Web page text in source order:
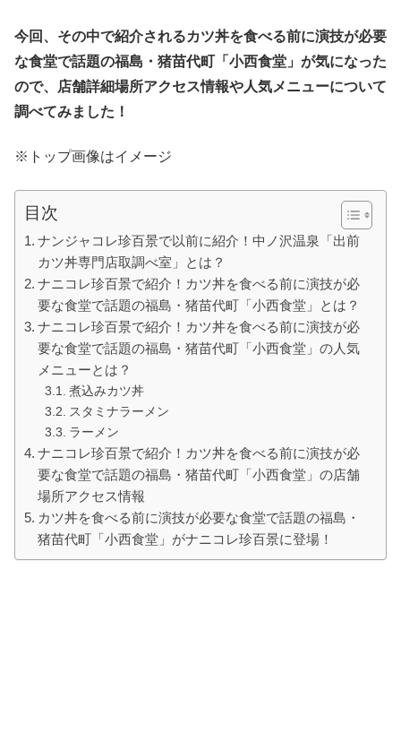
今回、その中で紹介されるカツ丼を食べる前に演技が必要
な食堂で話題の福島・猪苗代町「小西食堂」が気になった
ので、店舗詳細場所アクセス情報や人気メニューについて
調べてみました！
※トップ画像はイメージ
目次
ナンジャコレ珍百景で以前に紹介！中ノ沢温泉「出前
カツ丼専門店取調べ室」とは？
ナニコレ珍百景で紹介！カツ丼を食べる前に演技が必
要な食堂で話題の福島・猪苗代町「小西食堂」とは？
ナニコレ珍百景で紹介！カツ丼を食べる前に演技が必
要な食堂で話題の福島・猪苗代町「小西食堂」の人気
メニューとは？
煮込みカツ丼
スタミナラーメン
ラーメン
ナニコレ珍百景で紹介！カツ丼を食べる前に演技が必
要な食堂で話題の福島・猪苗代町「小西食堂」の店舗
場所アクセス情報
カツ丼を食べる前に演技が必要な食堂で話題の福島・
猪苗代町「小西食堂」がナニコレ珍百景に登場！